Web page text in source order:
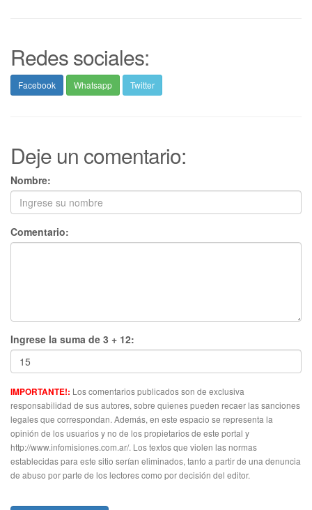
Redes sociales:
Facebook Whatsapp Twitter
Deje un comentario:
Nombre:
Comentario:
Ingrese la suma de 3 + 12:
IMPORTANTE!: Los comentarios publicados son de exclusiva
responsabilidad de sus autores, sobre quienes pueden recaer las sanciones
legales que correspondan. Además, en este espacio se representa la
opinión de los usuarios y no de los propietarios de este portal y
http://www.infomisiones.com.ar/. Los textos que violen las normas
establecidas para este sitio serían eliminados, tanto a partir de una denuncia
de abuso por parte de los lectores como por decisión del editor.